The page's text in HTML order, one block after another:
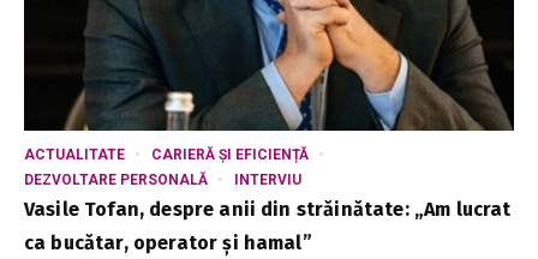
ACTUALITATE
CARIERĂ ȘI EFICIENȚĂ
DEZVOLTARE PERSONALĂ
INTERVIU
Vasile Tofan, despre anii din străinătate: „Am lucrat
ca bucătar, operator și hamal”